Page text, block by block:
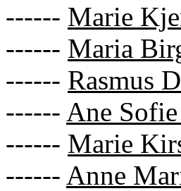
------ Marie
------ Maria
------ Rasmus
------ Ane
------ Marie
------ Anne